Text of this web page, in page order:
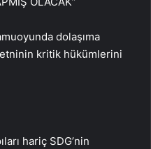
dolaşıma
kritik hükümlerini
hariç SDG’nin